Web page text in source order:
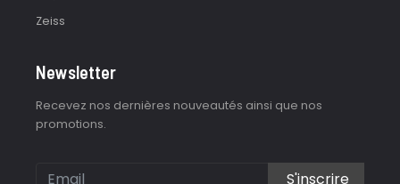
Zeiss
Newsletter
Recevez nos dernières nouveautés ainsi que nos
promotions.
S'inscrire